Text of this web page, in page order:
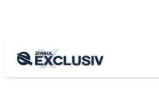
Educație, Stiri la zi